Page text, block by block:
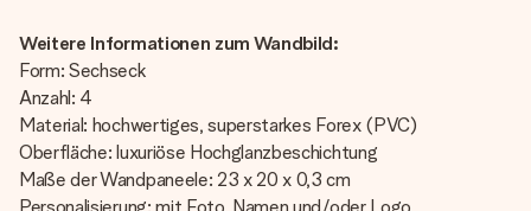
Weitere Informationen zum Wandbild:
Form: Sechseck
Anzahl: 4
Material: hochwertiges, superstarkes Forex (PVC)
Oberfläche: luxuriöse Hochglanzbeschichtung
Maße der Wandpaneele: 23 x 20 x 0,3 cm